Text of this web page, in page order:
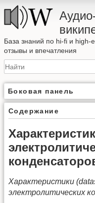
База знаний по hi-fi и high-
отзывы и впечатления
Боковая панель
Содержание
Характеристики
электролитических